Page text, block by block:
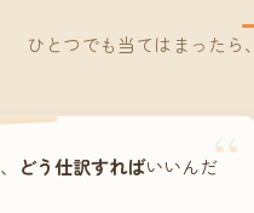
ひとつでも当てはまったら
“
どう仕訳すればいいんだ